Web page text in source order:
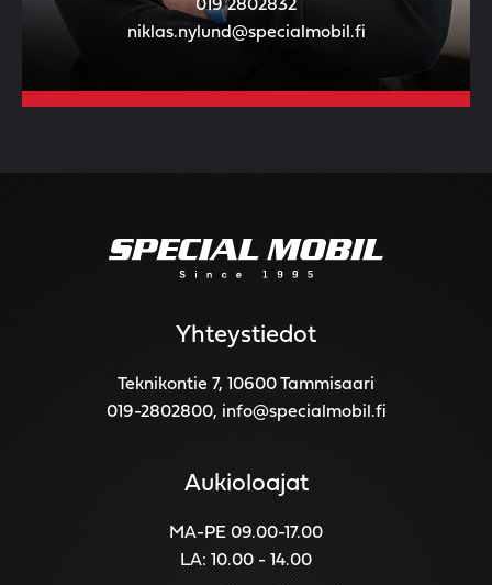
019 2802832
niklas.nylund@specialmobil.fi
Yhteystiedot
Teknikontie 7, 10600 Tammisaari
019-2802800, info@specialmobil.fi
Aukioloajat
MA-PE 09.00-17.00
LA: 10.00 - 14.00